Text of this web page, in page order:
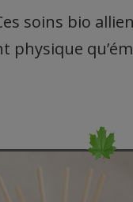
soins bio
physique